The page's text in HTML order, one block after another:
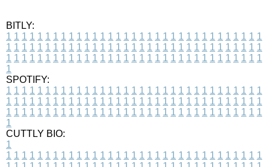
BITLY:
1 1 1 1 1 1 1 1 1 1 1 1 1 1 1 1 1 1 1 1 1 1 1 1 1 1 1 1 1 1 1 1 1
1 1 1 1 1 1 1 1 1 1 1 1 1 1 1 1 1 1 1 1 1 1 1 1 1 1 1 1 1 1 1 1 1
1 1 1 1 1 1 1 1 1 1 1 1 1 1 1 1 1 1 1 1 1 1 1 1 1 1 1 1 1 1 1 1 1
1
SPOTIFY:
1 1 1 1 1 1 1 1 1 1 1 1 1 1 1 1 1 1 1 1 1 1 1 1 1 1 1 1 1 1 1 1 1
1 1 1 1 1 1 1 1 1 1 1 1 1 1 1 1 1 1 1 1 1 1 1 1 1 1 1 1 1 1 1 1 1
1 1 1 1 1 1 1 1 1 1 1 1 1 1 1 1 1 1 1 1 1 1 1 1 1 1 1 1 1 1 1 1 1
1
CUTTLY BIO:
1
1 1 1 1 1 1 1 1 1 1 1 1 1 1 1 1 1 1 1 1 1 1 1 1 1 1 1 1 1 1 1 1 1